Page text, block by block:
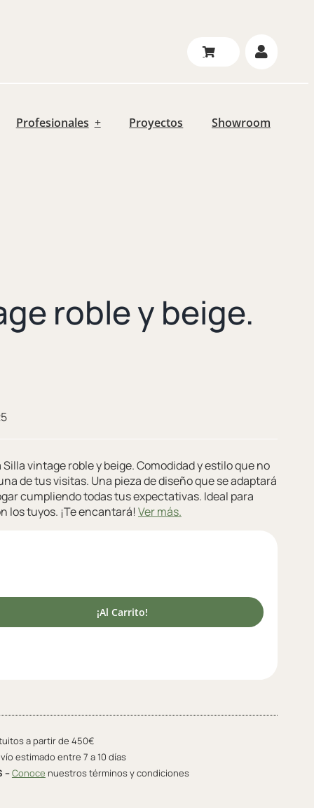
Profesionales Proyectos Showroom
roble y beige.
vintage roble y beige. Comodidad y estilo que no
de tus visitas. Una pieza de diseño que se adaptará
cumpliendo todas tus expectativas. Ideal para
los tuyos. ¡Te encantará! Ver más.
¡Al Carrito!
a partir de 450€
estimado entre 7 a 10 días
–Conoce nuestros términos y condiciones